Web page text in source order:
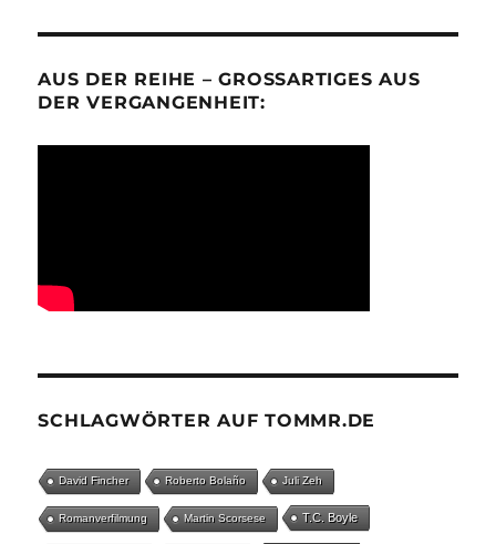
AUS DER REIHE – GROSSARTIGES AUS D
ER VERGANGENHEIT:
SCHLAGWÖRTER AUF TOMMR.DE
David Fincher Roberto Bolaño Juli Zeh
Romanverfilmung Martin Scorsese T.C. Boyle